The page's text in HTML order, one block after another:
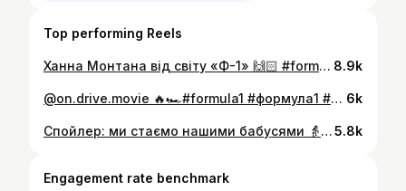
Top performing Reels
Ханна Монтана від світу «Ф-1» 🙌🏻 #formula1 #формула1 8.9k
@on.drive.movie 🔥🏎️#formula1 #формула1 #ф1 #f1 6k
Спойлер: ми стаємо нашими бабусями 👵 #кіно #фільми #нетфлікс #netflix #cinema5.8k
Engagement rate benchmark